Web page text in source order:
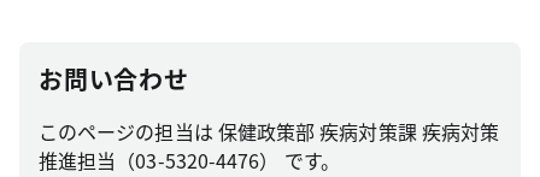
お問い合わせ
このページの担当は 保健政策部 疾病対策課 疾病対策
推進担当（03-5320-4476） です。